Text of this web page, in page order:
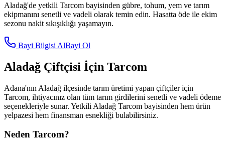
Aladağ'de yetkili Tarcom bayisinden gübre, tohum, yem ve tarım
ekipmanını senetli ve vadeli olarak temin edin. Hasatta öde ile ekim
sezonu nakit sıkışıklığı yaşamayın.
Bayi Bilgisi AlBayi Ol
Aladağ Çiftçisi İçin Tarcom
Adana'nın Aladağ ilçesinde tarım üretimi yapan çiftçiler için
Tarcom, ihtiyacınız olan tüm tarım girdilerini senetli ve vadeli ödeme
seçenekleriyle sunar. Yetkili Aladağ Tarcom bayisinden hem ürün
yelpazesi hem finansman esnekliği bulabilirsiniz.
Neden Tarcom?